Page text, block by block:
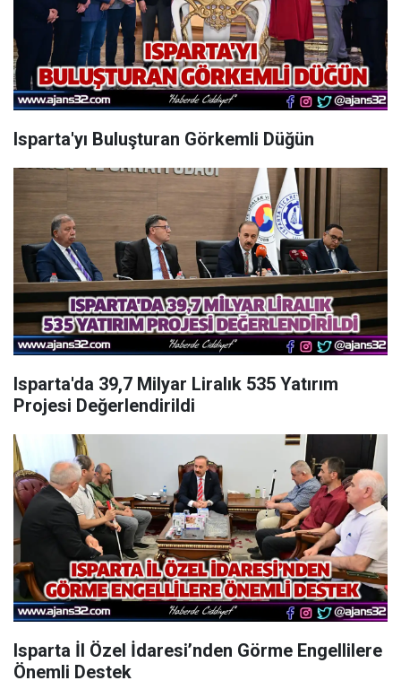
Isparta'yı Buluşturan Görkemli Düğün
Isparta'da 39,7 Milyar Liralık 535 Yatırım
Projesi Değerlendirildi
Isparta İl Özel İdaresi’nden Görme Engellilere
Önemli Destek